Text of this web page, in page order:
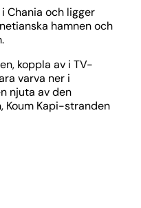
Chania och ligger
hamnen och
koppla av i TV-
varva ner i
njuta av den
Koum Kapi-stranden